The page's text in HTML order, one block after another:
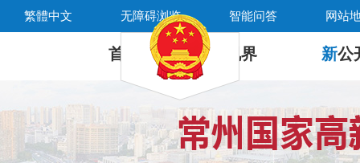
繁體中文 无障碍浏览 智能问答 网站
首 页 新 视界 新公